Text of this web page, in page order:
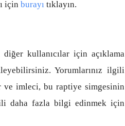
için burayı tıklayın.
diğer kullanıcılar için açıklama
Yorumlarınız ilgili
ve imleci, bu raptiye simgesinin
daha fazla bilgi edinmek için